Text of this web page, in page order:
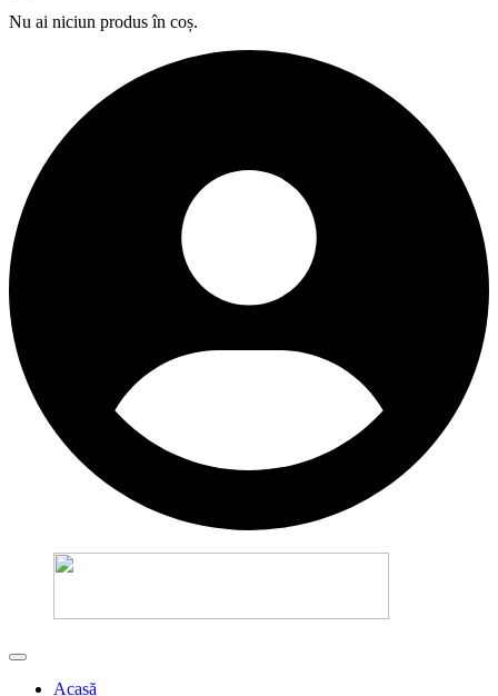
Nu ai niciun produs în coș.
Acasă